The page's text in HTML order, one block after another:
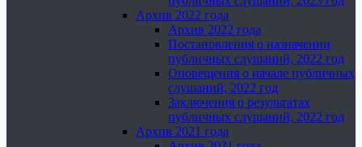
Архив 2022 года
Архив 2022 года
Постановления о назначении
публичных слушаний, 2022 год
Оповещения о начале публичных
слушаний, 2022 год
Заключения о результатах
публичных слушаний, 2022 год
Архив 2021 года